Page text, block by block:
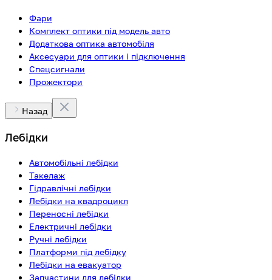
Фари
Комплект оптики під модель авто
Додаткова оптика автомобіля
Аксесуари для оптики і підключення
Спецсигнали
Прожектори
Назад
Лебідки
Автомобільні лебідки
Такелаж
Гідравлічні лебідки
Лебідки на квадроцикл
Переносні лебідки
Електричні лебідки
Ручні лебідки
Платформи під лебідку
Лебідки на евакуатор
Запчастини для лебідки